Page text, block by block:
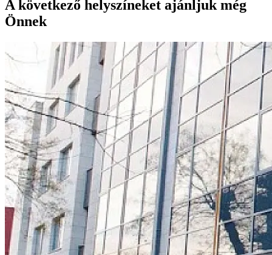
A következő helyszíneket ajánljuk még
Önnek